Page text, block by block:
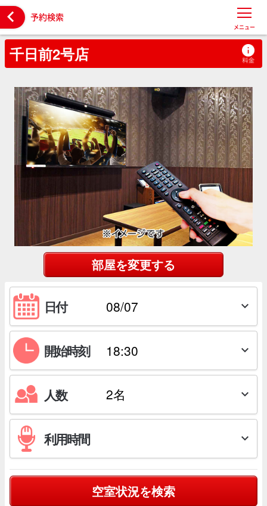
 予約検索
メニュー
千日前2号店
部屋を変更する
日付 
開始時刻 
人数 
利用時間 
空室状況を検索